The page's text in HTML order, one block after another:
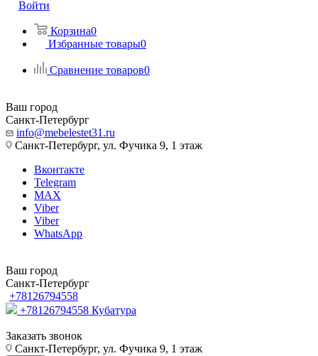
Войти
Корзина0
Избранные товары0
Сравнение товаров0
Ваш город
Санкт-Петербург
info@mebelestet31.ru
Санкт-Петербург, ул. Фучика 9, 1 этаж
Вконтакте
Telegram
MAX
Viber
Viber
WhatsApp
Ваш город
Санкт-Петербург
+78126794558
+78126794558 Кубатура
Заказать звонок
Санкт-Петербург, ул. Фучика 9, 1 этаж